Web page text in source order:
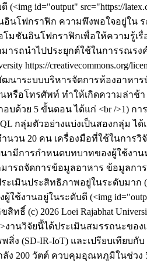
id="output" src="https://
กราฟิก ความพึงพอใจอยู่ใน ระดับ
สื่อโมชันอินโฟกราฟิกเพื่อให้ความ
ารถนำไปประยุกต์ใช้ในการรณร
https://creativecommons.org/
นาระบบบริหารจัดการห้องอาห
หรือโทรศัพท์ ทำให้เกิดความล่า
ด้วย 5 ขั้นตอน ได้แก่ <br />1) ก
กลุ่มตัวอย่างแบ่งเป็นสองกลุ่
นวน 20 คน เครื่องมือที่ใช้ในกา
ามีการกำหนดบทบาทของผู้ใช้งา
ารถจัดการข้อมูลอาหาร ข้อมูลก
ประสิทธิภาพอยู่ในระดับมาก (<img
านอยู่ในระดับดี (<img id="output"
สิทธิ์ (c) 2026 Loei Rajabhat
งานวิจัยนี้ได้ประเมินสมรรถนะข
(SD-IR-IoT) และเปรียบเทียบกั
ำลัง 200 วัตต์ ควบคุมอุณหภูมิในช่